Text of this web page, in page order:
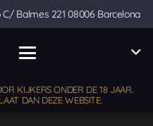
C/ Balmes 221 08006 Barcelona
KIJKERS ONDER DE 18 JAAR.
DAN DEZE WEBSITE.